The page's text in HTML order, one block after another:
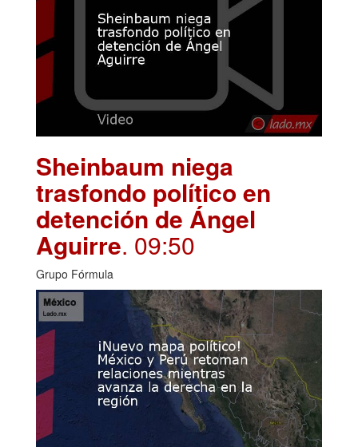
Sheinbaum niega
trasfondo político en
detención de Ángel
Aguirre. 09:50
Grupo Fórmula